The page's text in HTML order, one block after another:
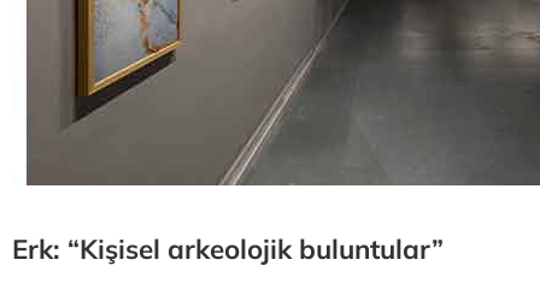
Erk: “Kişisel arkeolojik buluntular”